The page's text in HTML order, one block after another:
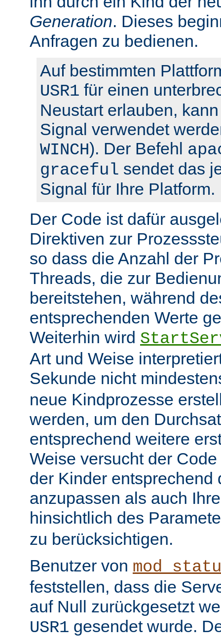
Generation. Dieses
Anfragen zu bedienen.
Auf bestimmten
USR1 für einen
Neustart erlauben,
Signal verwendet
WINCH). Der Befehl
graceful sendet das
Signal für Ihre Platform.
Der Code ist dafür
Direktiven zur
so dass die Anzahl der
Threads, die zur
bereitstehen, während
entsprechenden Werte
Weiterhin wird
Art und Weise
Sekunde nicht
neue Kindprozesse
werden, um den
entsprechend weitere
Weise versucht der
der Kinder entsprechend
anzupassen als auch
hinsichtlich des
zu berücksichtigen.
Benutzer von
feststellen, dass die
auf Null zurückgesetzt
USR1 gesendet wurde.